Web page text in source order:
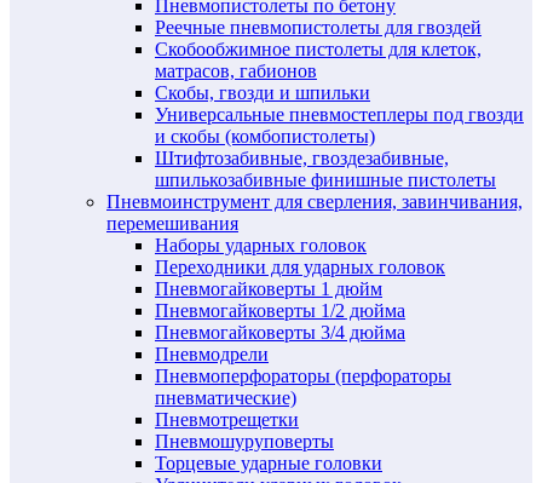
Пневмопистолеты по бетону
Реечные пневмопистолеты для гвоздей
Скобообжимное пистолеты для клеток,
матрасов, габионов
Скобы, гвозди и шпильки
Универсальные пневмостеплеры под гвозди
и скобы (комбопистолеты)
Штифтозабивные, гвоздезабивные,
шпилькозабивные финишные пистолеты
Пневмоинструмент для сверления, завинчивания,
перемешивания
Наборы ударных головок
Переходники для ударных головок
Пневмогайковерты 1 дюйм
Пневмогайковерты 1/2 дюйма
Пневмогайковерты 3/4 дюйма
Пневмодрели
Пневмоперфораторы (перфораторы
пневматические)
Пневмотрещетки
Пневмошуруповерты
Торцевые ударные головки